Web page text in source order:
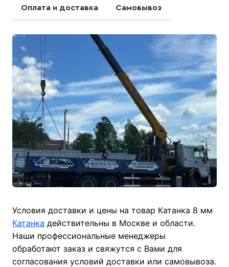
Оплата и доставка Самовывоз
Условия доставки и цены на товар Катанка 8 мм
Катанка действительны в Москве и области.
Наши профессиональные менеджеры
обработают заказ и свяжутся с Вами для
согласования условий доставки или самовывоза.